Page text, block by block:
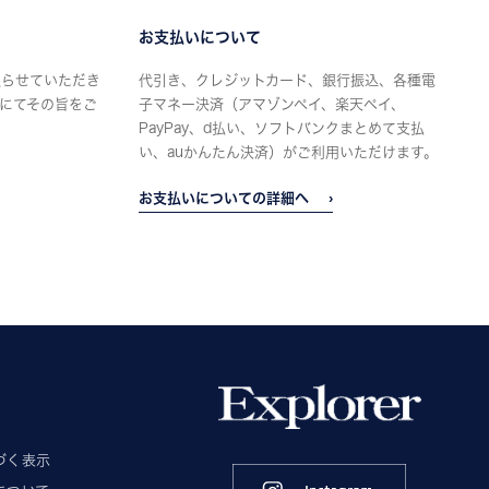
せていただき
てその旨をご
お支払いについて
代引き、クレジットカード、銀行振込、各種電
子マネー決済（アマゾンペイ、楽天ペイ、
PayPay、d払い、ソフトバンクまとめて支払
い、auかんたん決済）がご利用いただけます。
お支払いについての詳細へ
く表示